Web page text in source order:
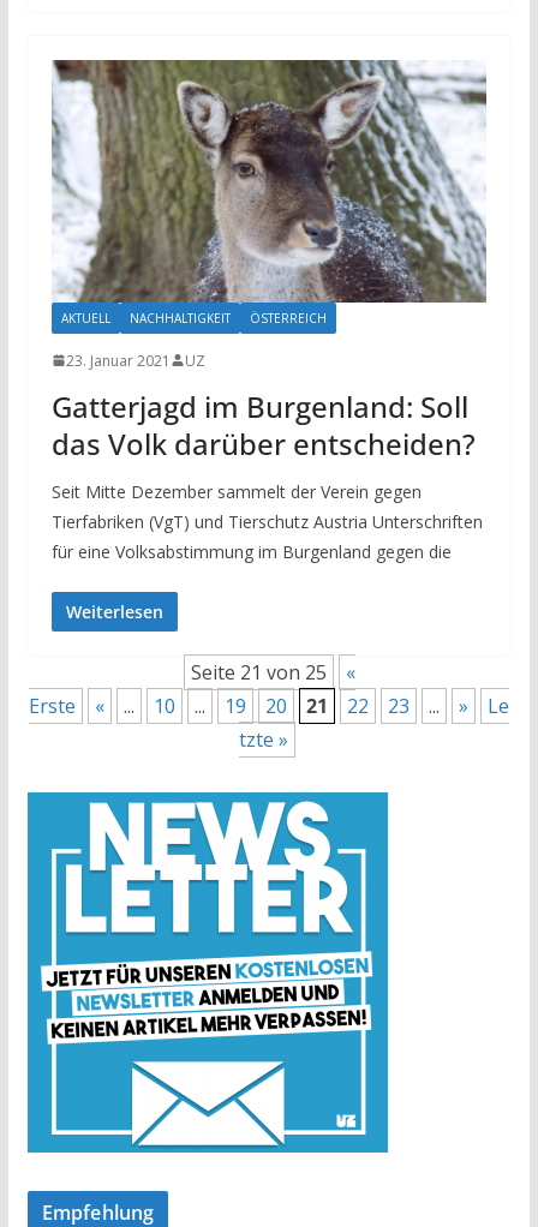
AKTUELL NACHHALTIGKEIT ÖSTERREICH
23. Januar 2021 UZ
Gatterjagd im Burgenland: Soll
das Volk darüber entscheiden?
Seit Mitte Dezember sammelt der Verein gegen
Tierfabriken (VgT) und Tierschutz Austria Unterschriften
für eine Volksabstimmung im Burgenland gegen die
Weiterlesen
Seite 21 von 25
«
Erste
« ... 10 ... 19 20 21 22 23 ... »
Le
tzte »
Empfehlung